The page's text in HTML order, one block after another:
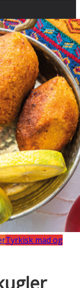
Tyrkisk mad og